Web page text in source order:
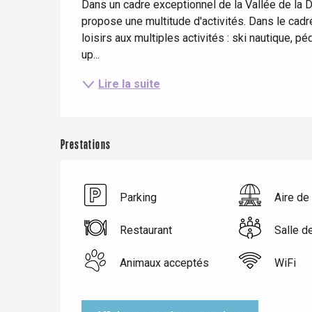
Eu
Le
Dans un cadre exceptionnel de la Vallée de la
propose une multitude d'activités. Dans le
loisirs aux multiples activités : ski nautique,
up...
Lire la suite
Prestations
Parking Aire de
Restaurant Salle
Animaux acceptés WiFi